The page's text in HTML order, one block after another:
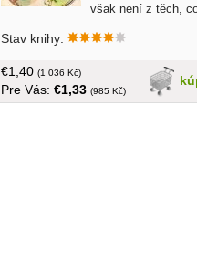
však není z těch,
jak vzácna je dívka, která věří v
češtine, 150 strán
Stav knihy:
€1,40 (1 036 Kč)
Pre Vás: €1,33 (985 Kč)